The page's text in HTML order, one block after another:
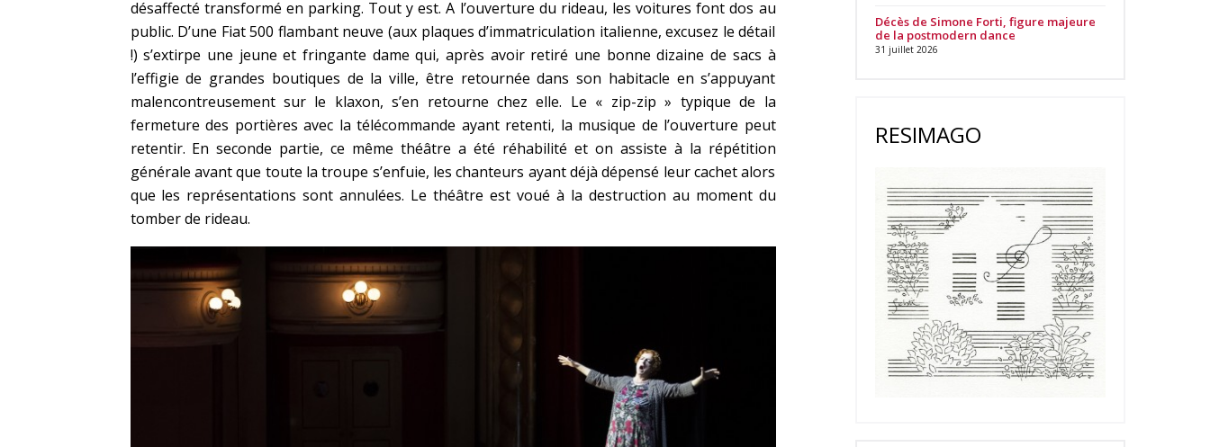
désaffecté transformé en parking. Tout y est. A l’ouverture du rideau, les voitures font dos au
public. D’une Fiat 500 flambant neuve (aux plaques d’immatriculation italienne, excusez le détail
!) s’extirpe une jeune et fringante dame qui, après avoir retiré une bonne dizaine de sacs à
l’effigie de grandes boutiques de la ville, être retournée dans son habitacle en s’appuyant
malencontreusement sur le klaxon, s’en retourne chez elle. Le « zip-zip » typique de la
fermeture des portières avec la télécommande ayant retenti, la musique de l’ouverture peut
retentir. En seconde partie, ce même théâtre a été réhabilité et on assiste à la répétition
générale avant que toute la troupe s’enfuie, les chanteurs ayant déjà dépensé leur cachet alors
que les représentations sont annulées. Le théâtre est voué à la destruction au moment du
tomber de rideau.
Décès de Simone Forti, figure majeure
de la postmodern dance
31 juillet 2026
RESIMAGO